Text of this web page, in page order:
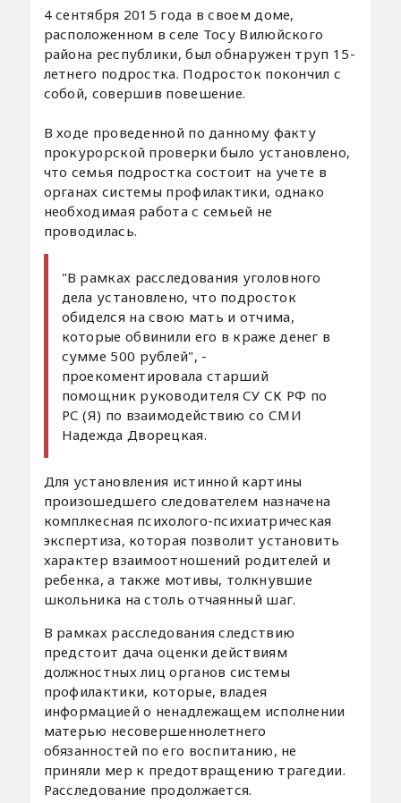
4 сентября 2015 года в своем доме,
расположенном в селе Тосу Вилюйского
района республики, был обнаружен труп 15-
летнего подростка. Подросток покончил с
собой, совершив повешение.
В ходе проведенной по данному факту
прокурорской проверки было установлено,
что семья подростка состоит на учете в
органах системы профилактики, однако
необходимая работа с семьей не
проводилась.
"В рамках расследования уголовного
дела установлено, что подросток
обиделся на свою мать и отчима,
которые обвинили его в краже денег в
сумме 500 рублей", -
проекоментировала старший
помощник руководителя СУ СК РФ по
РС (Я) по взаимодействию со СМИ
Надежда Дворецкая.
Для установления истинной картины
произошедшего следователем назначена
комплкесная психолого-психиатрическая
экспертиза, которая позволит установить
характер взаимоотношений родителей и
ребенка, а также мотивы, толкнувшие
школьника на столь отчаянный шаг.
В рамках расследования следствию
предстоит дача оценки действиям
должностных лиц органов системы
профилактики, которые, владея
информацией о ненадлежащем исполнении
матерью несовершеннолетнего
обязанностей по его воспитанию, не
приняли мер к предотвращению трагедии.
Расследование продолжается.